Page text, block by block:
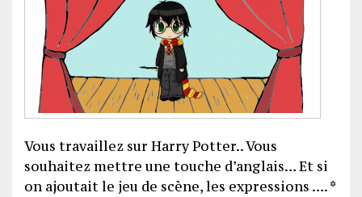
Vous travaillez sur Harry Potter.. Vous
souhaitez mettre une touche d’anglais… Et si
on ajoutait le jeu de scène, les expressions …. *